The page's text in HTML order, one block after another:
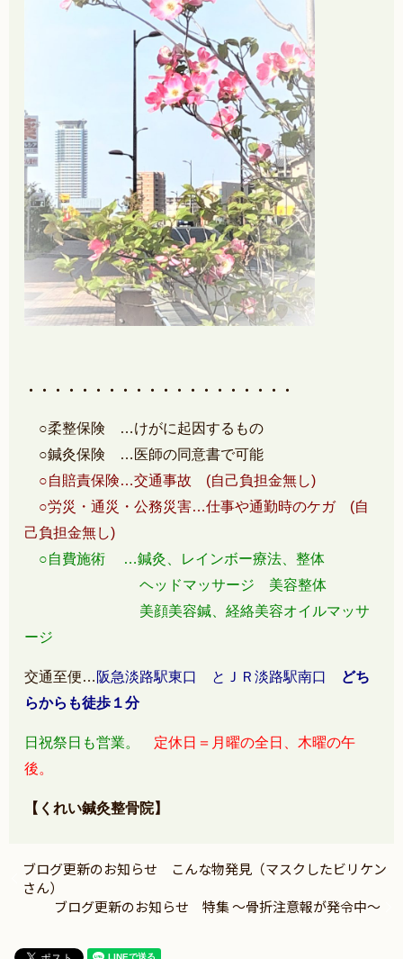
・・・・・・・・・・・・・・・・・・・・
○柔整保険 …けがに起因するもの
○鍼灸保険 …医師の同意書で可能
○自賠責保険…交通事故 (自己負担金無し)
○労災・通災・公務災害…仕事や通勤時のケガ (自
己負担金無し)
○自費施術 …鍼灸、レインボー療法、整体
ヘッドマッサージ 美容整体
美顔美容鍼、経絡美容オイルマッサ
ージ
交通至便… 阪急淡路駅東口 とＪＲ淡路駅南口
どち
らからも徒歩１分
日祝祭日も営業。
定休日＝月曜の全日、木曜の午
後。
【くれい鍼灸整骨院】
ブログ更新のお知らせ こんな物発見（マスクしたビリケン
さん）
ブログ更新のお知らせ 特集 ～骨折注意報が発令中～